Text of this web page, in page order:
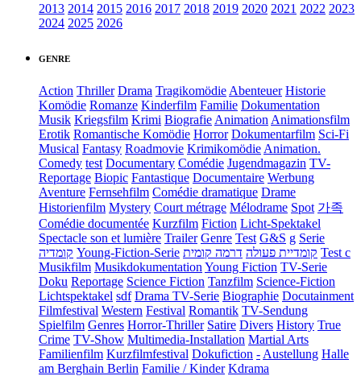
2013 2014 2015 2016 2017 2018 2019 2020 2021 2022 2023
2024 2025 2026
GENRE
Action Thriller Drama Tragikomödie Abenteuer Historie
Komödie Romanze Kinderfilm Familie Dokumentation
Musik Kriegsfilm Krimi Biografie Animation Animationsfilm
Erotik Romantische Komödie Horror Dokumentarfilm Sci-Fi
Musical Fantasy Roadmovie Krimikomödie Animation.
Comedy test Documentary Comédie Jugendmagazin TV-
Reportage Biopic Fantastique Documentaire Werbung
Aventure Fernsehfilm Comédie dramatique Drame
Historienfilm Mystery Court métrage Mélodrame Spot 가족
Comédie documentée Kurzfilm Fiction Licht-Spektakel
Spectacle son et lumière Trailer Genre Test G&S g Serie
קומדיה Young-Fiction-Serie קומדיית פעולה דרמה קומית
Test c
Musikfilm Musikdokumentation Young Fiction TV-Serie
Doku Reportage Science Fiction Tanzfilm Science-Fiction
Lichtspektakel sdf Drama TV-Serie Biographie Docutainment
Filmfestival Western Festival Romantik TV-Sendung
Spielfilm Genres Horror-Thriller Satire Divers History True
Crime TV-Show Multimedia-Installation Martial Arts
Familienfilm Kurzfilmfestival Dokufiction - Austellung Halle
am Berghain Berlin Familie / Kinder Kdrama